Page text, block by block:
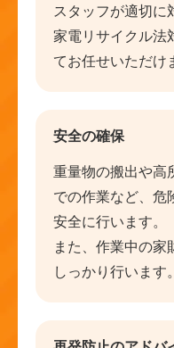
スタッフが適切に
家電リサイクル法
てお任せいただけ
安全の確保
重量物の搬出や高
での作業など、危
安全に行います。
また、作業中の家
しっかり行います。